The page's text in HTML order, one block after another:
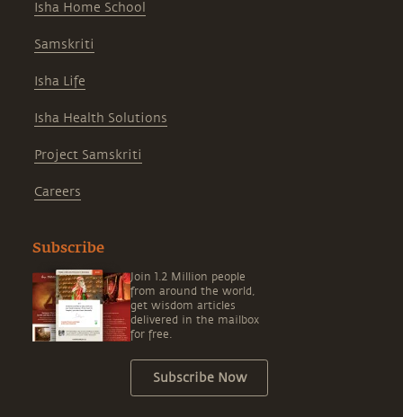
Isha Home School
Samskriti
Isha Life
Isha Health Solutions
Project Samskriti
Careers
Subscribe
Join 1.2 Million people
from around the world,
get wisdom articles
delivered in the mailbox
for free.
Subscribe Now